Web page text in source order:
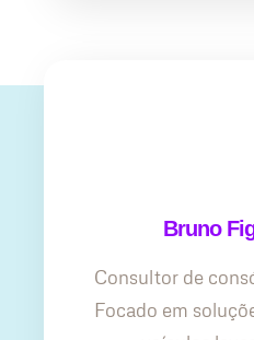
Bruno
Consultor de
Focado em